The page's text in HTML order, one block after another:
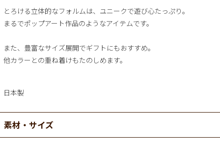
とろける立体的なフォルムは、ユニークで遊び心たっぷり。
まるでポップアート作品のようなアイテムです。
また、豊富なサイズ展開でギフトにもおすすめ。
他カラーとの重ね着けもたのしめます。
日本製
素材・サイズ